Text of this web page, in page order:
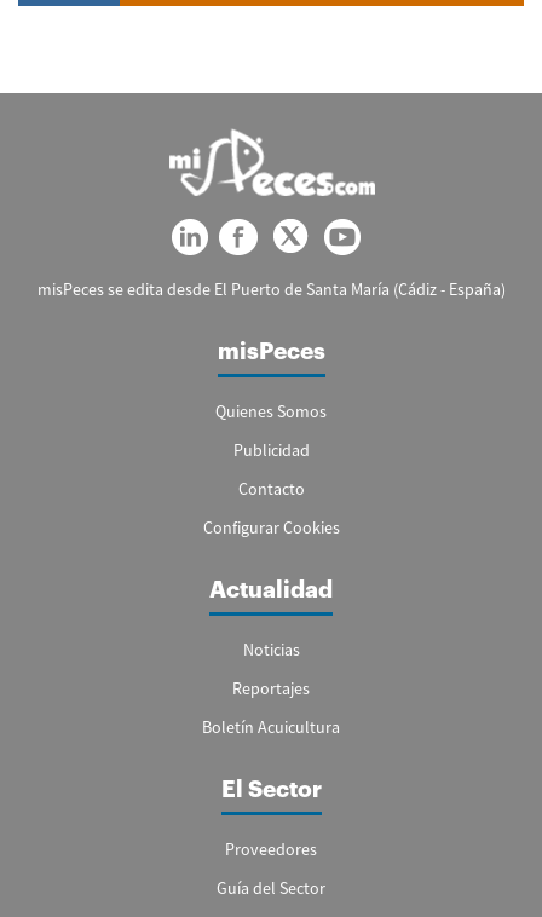
misPeces se edita desde El Puerto de Santa María (Cádiz - España)
misPeces
Quienes Somos
Publicidad
Contacto
Configurar Cookies
Actualidad
Noticias
Reportajes
Boletín Acuicultura
El Sector
Proveedores
Guía del Sector